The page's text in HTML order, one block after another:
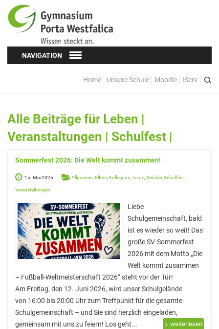
NAVIGATION
Home Unsere Schule Moodle IServ
Oberstufe
Eltern
Elterninformationen
Mitwirkung am Schulleben
Schulkonferenz
Kopf hoch! – Beratung für Eltern
Lehrer*innen
Lehrkräfte
Alle Beiträge für Leben |
Veranstaltungen | Schulfest |
Sommerfest 2026: Die Welt kommt zusammen!
15. Mai 2026 Allgemein Eltern Kollegium Leute Schüler,Schulfest
Veranstaltungen
Liebe
Schulgemeinschaft, bald
ist es wieder so weit! Das
große SV-Sommerfest
2026 mit dem Motto „Die
Welt kommt zusammen
– Fußball-Weltmeisterschaft 2026“ steht vor der Tür!
Am Freitag, den 12. Juni 2026, wird unser Schulgelände
von 16:00 bis 20:00 Uhr zum Treffpunkt für die gesamte
Schulgemeinschaft – und Sie sind herzlich eingeladen,
gemeinsam mit uns zu feiern! Los geht...
weiterlesen